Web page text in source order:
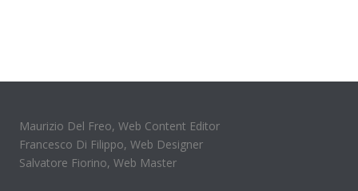
Maurizio Del Freo, Web Content Editor
Francesco Di Filippo, Web Designer
Salvatore Fiorino, Web Master